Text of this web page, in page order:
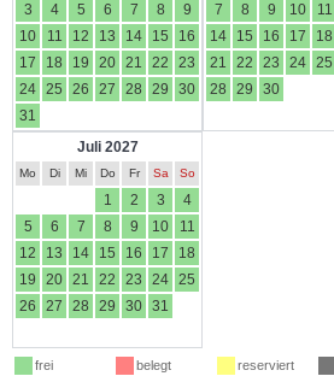
3
4 5 6 7 8
9
10
11 12 13 14 15
16
17
18 19 20 21 22
23
24 25 26 27 28 29
30
31
7
8 9 10 11
14
15 16 17 18
21
22 23 24 25
28
29 30
Juli 2027
Mo Di Mi Do Fr Sa So
1 2 3
4
5
6 7 8 9 10
11
12
13 14 15 16 17
18
19
20 21 22 23 24 25
26
27 28 29 30 31
frei belegt reserviert